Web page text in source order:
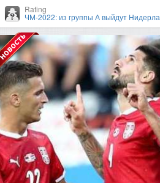
Rating
ЧМ-2022: из группы А выйдут